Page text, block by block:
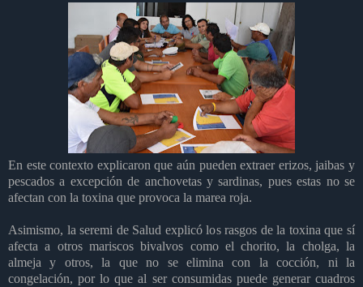
En este contexto explicaron que aún pueden extraer erizos, jaibas y
pescados a excepción de anchovetas y sardinas, pues estas no se
afectan con la toxina que provoca la marea roja.
Asimismo, la seremi de Salud explicó los rasgos de la toxina que sí
afecta a otros mariscos bivalvos como el chorito, la cholga, la
almeja y otros, la que no se elimina con la cocción, ni la
congelación, por lo que al ser consumidas puede generar cuadros